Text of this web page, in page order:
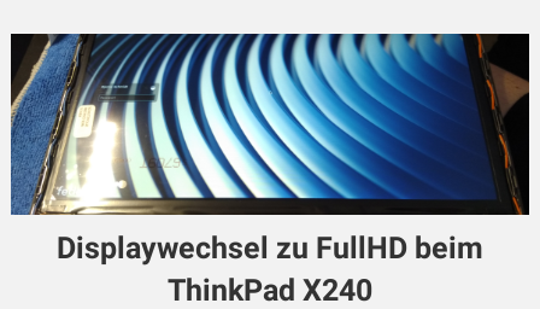
Displaywechsel zu FullHD beim
ThinkPad X240